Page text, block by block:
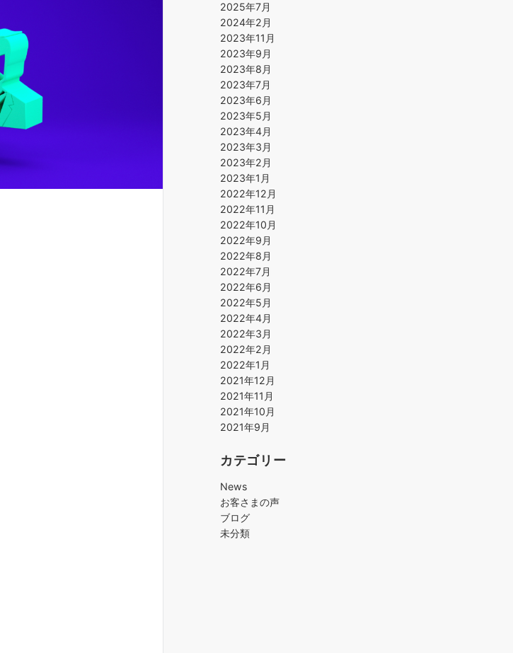
2025年7月
2024年2月
2023年11月
2023年9月
2023年8月
2023年7月
2023年6月
2023年5月
2023年4月
2023年3月
2023年2月
2023年1月
2022年12月
2022年11月
2022年10月
2022年9月
2022年8月
2022年7月
2022年6月
2022年5月
2022年4月
2022年3月
2022年2月
2022年1月
2021年12月
2021年11月
2021年10月
2021年9月
カテゴリー
News
お客さまの声
ブログ
未分類